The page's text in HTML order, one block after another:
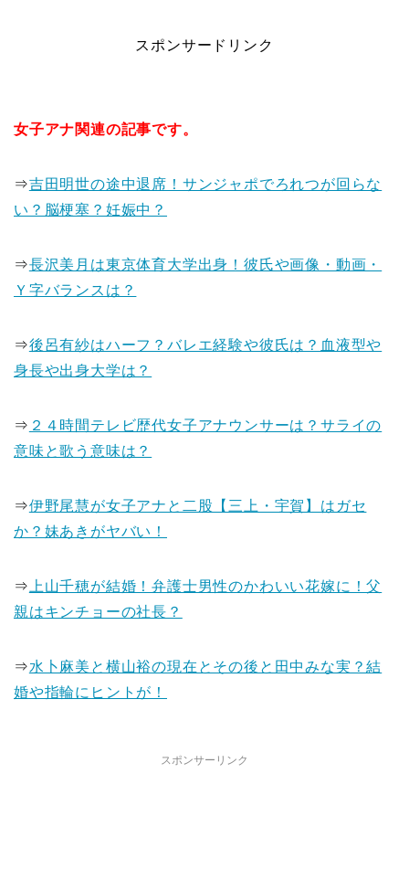
スポンサードリンク
女子アナ関連の記事です。
⇒吉田明世の途中退席！サンジャポでろれつが回らな
い？脳梗塞？妊娠中？
⇒長沢美月は東京体育大学出身！彼氏や画像・動画・
Ｙ字バランスは？
⇒後呂有紗はハーフ？バレエ経験や彼氏は？血液型や
身長や出身大学は？
⇒ ２４時間テレビ歴代女子アナウンサーは？サライの
意味と歌う意味は？
⇒伊野尾慧が女子アナと二股【三上・宇賀】はガセ
か？妹あきがヤバい！
⇒ 上山千穂が結婚！弁護士男性のかわいい花嫁に！父
親はキンチョーの社長？
⇒水卜麻美と横山裕の現在とその後と田中みな実？結
婚や指輪にヒントが！
スポンサーリンク